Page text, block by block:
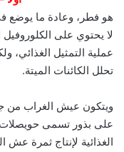
هو فطر، وعادة ما يوضع
لا يحتوي على
عملية التمثيل الغذائي،
تحلل الكائنات الميتة.
ويتكون عيش الغراب من
على بذور تسمى
الغذائية لإنتاج ثمرة